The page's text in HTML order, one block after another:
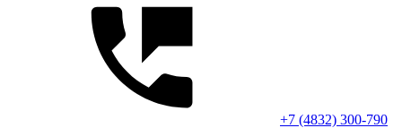
+7 (4832) 300-790